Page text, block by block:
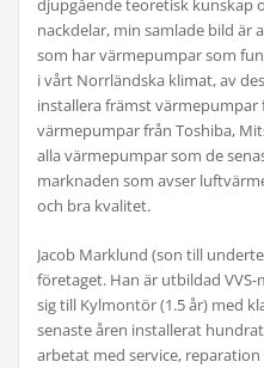
djupgående teoretisk kunskap
nackdelar, min samlade bild
som har värmepumpar som
i vårt Norrländska klimat, av
installera främst värmepumpar
värmepumpar från Toshiba,
alla värmepumpar som de
marknaden som avser
och bra kvalitet.
Jacob Marklund (son till
företaget. Han är utbildad
sig till Kylmontör (1.5 år) med
senaste åren installerat
arbetat med service,